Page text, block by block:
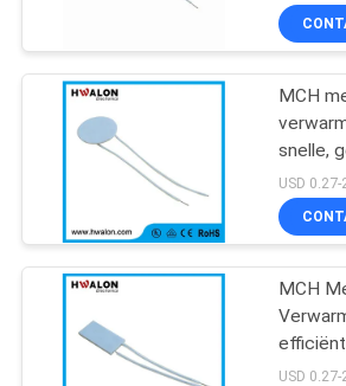
ptc het
element
MCH
snelle,
stabiele
voor
MCH
PTC